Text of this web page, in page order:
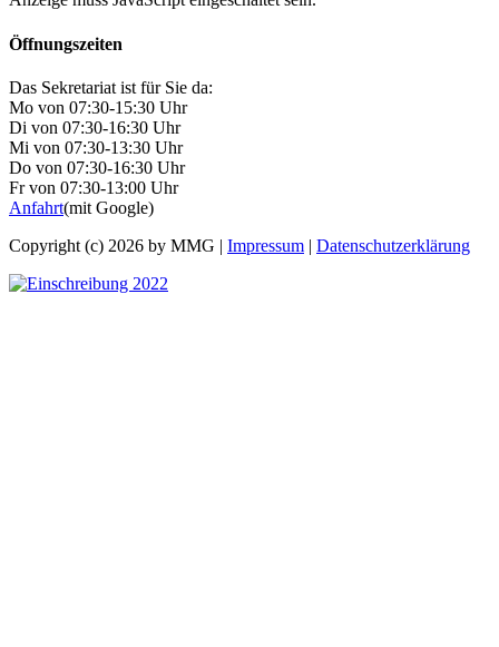
Öffnungszeiten
Das Sekretariat ist für Sie da:
Mo von 07:30-15:30 Uhr
Di von 07:30-16:30 Uhr
Mi von 07:30-13:30 Uhr
Do von 07:30-16:30 Uhr
Fr von 07:30-13:00 Uhr
Anfahrt(mit Google)
Copyright (c) 2026 by MMG | Impressum | Datenschutzerklärung